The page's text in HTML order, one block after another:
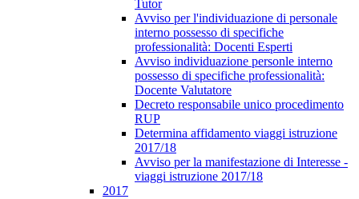
Tutor
Avviso per l'individuazione di personale
interno possesso di specifiche
professionalità: Docenti Esperti
Avviso individuazione personle interno
possesso di specifiche professionalità:
Docente Valutatore
Decreto responsabile unico procedimento
RUP
Determina affidamento viaggi istruzione
2017/18
Avviso per la manifestazione di Interesse -
viaggi istruzione 2017/18
2017